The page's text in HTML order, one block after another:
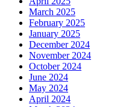
March 2025
February 2025
January 2025
December 2024
November 2024
October 2024
June 2024
May 2024
April 2024